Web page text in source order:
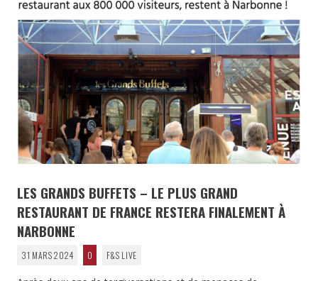
LES GRANDS BUFFETS – LE PLUS GRAND
RESTAURANT DE FRANCE RESTERA FINALEMENT À
NARBONNE
31 MARS 2024 0 F&S LIVE